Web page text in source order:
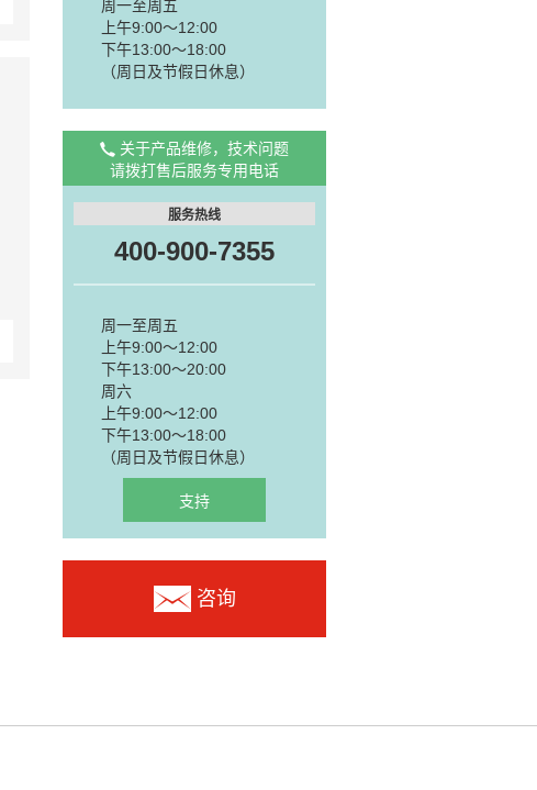
周一至周五
上午9:00～12:00
下午13:00～18:00
（周日及节假日休息）
关于产品维修，技术问题
请拨打售后服务专用电话
服务热线
400-900-7355
周一至周五
上午9:00～12:00
下午13:00～20:00
周六
上午9:00～12:00
下午13:00～18:00
（周日及节假日休息）
支持
咨询